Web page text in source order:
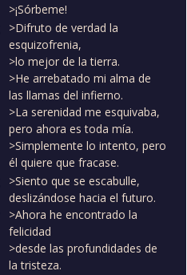
>¡Sórbeme!
>Difruto de verdad la
esquizofrenia,
>lo mejor de la tierra.
>He arrebatado mi alma de
las llamas del infierno.
>La serenidad me esquivaba,
pero ahora es toda mía.
>Simplemente lo intento, pero
él quiere que fracase.
>Siento que se escabulle,
deslizándose hacia el futuro.
>Ahora he encontrado la
felicidad
>desde las profundidades de
la tristeza.